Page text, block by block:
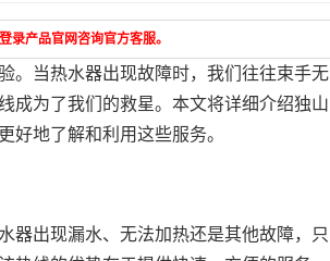
录产品官网咨询官方客服。
。当热水器出现故障时，我们往往束手无
成为了我们的救星。本文将详细介绍独山
好地了解和利用这些服务。
器出现漏水、无法加热还是其他故障，只